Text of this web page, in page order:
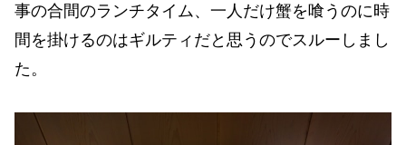
事の合間のランチタイム、一人だけ蟹を喰うのに時
間を掛けるのはギルティだと思うのでスルーしまし
た。